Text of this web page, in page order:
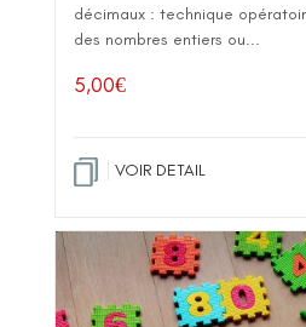
décimaux : technique
des nombres entiers ou...
5,00€
VOIR DETAIL